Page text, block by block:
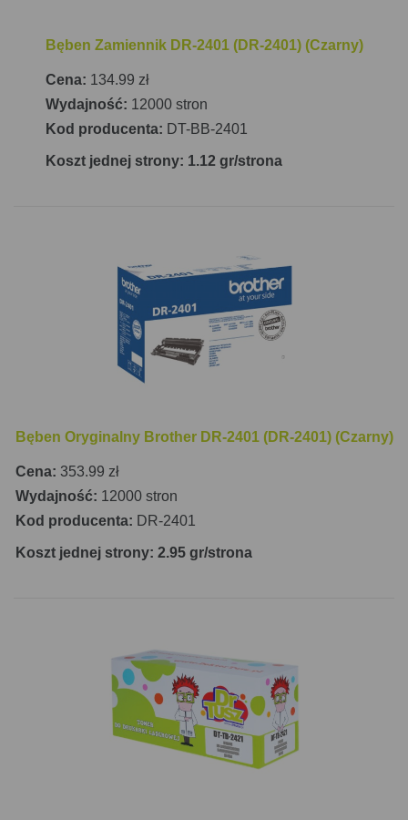
Bęben Zamiennik DR-2401 (DR-2401) (Czarny)
Cena: 134.99 zł
Wydajność: 12000 stron
Kod producenta: DT-BB-2401
Koszt jednej strony: 1.12 gr/strona
Bęben Oryginalny Brother DR-2401 (DR-2401) (Czarny)
Cena: 353.99 zł
Wydajność: 12000 stron
Kod producenta: DR-2401
Koszt jednej strony: 2.95 gr/strona